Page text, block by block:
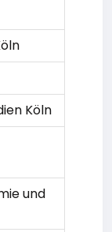
Köln
und